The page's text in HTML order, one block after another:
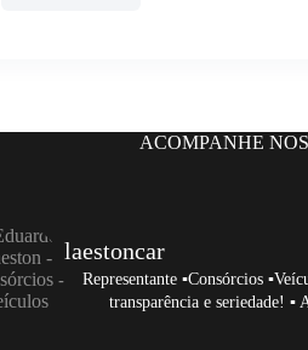
ACOMPANHE
laestoncar
Representante▪️Consórcios
transparência e seriedade! ▪️